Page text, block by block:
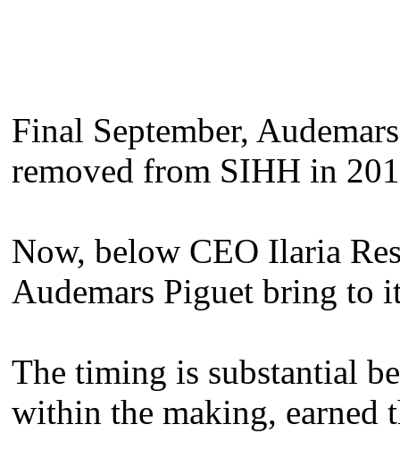
Final September,
removed from SIHH in
Now, below CEO Ilaria
Audemars Piguet bring to
The timing is substantial
within the making, earned